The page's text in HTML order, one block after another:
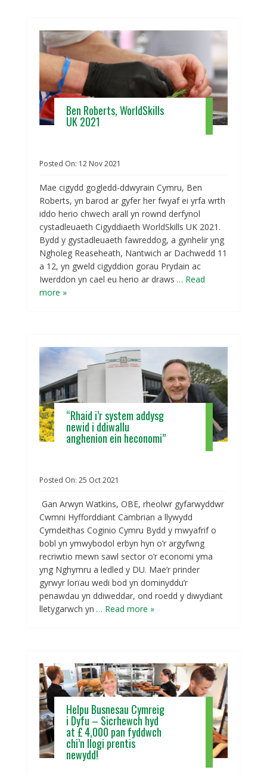
Ben Roberts, WorldSkills
UK 2021
Posted On: 12 Nov2021
Mae cigydd gogledd-ddwyrain Cymru, Ben
Roberts, yn barod ar gyfer her fwyaf ei yrfa wrth
iddo herio chwech arall yn rownd derfynol
cystadleuaeth Cigyddiaeth WorldSkills UK 2021.
Bydd y gystadleuaeth fawreddog, a gynhelir yng
Ngholeg Reaseheath, Nantwich ar Dachwedd 11
a 12, yn gweld cigyddion gorau Prydain ac
Iwerddon yn cael eu herio ar draws … Read
more »
“Rhaid i’r system addysg
newid i ddiwallu
anghenion ein heconomi”
Posted On:25 Oct2021
Gan Arwyn Watkins, OBE, rheolwr gyfarwyddwr
Cwmni Hyfforddiant Cambrian a llywydd
Cymdeithas Coginio Cymru Bydd y mwyafrif o
bobl yn ymwybodol erbyn hyn o’r argyfwng
recriwtio mewn sawl sector o’r economi yma
yng Nghymru a ledled y DU. Mae’r prinder
gyrwyr lorïau wedi bod yn dominyddu’r
penawdau yn ddiweddar, ond roedd y diwydiant
lletygarwch yn … Read more »
Helpu Busnesau Cymreig
i Dyfu – Sicrhewch hyd
at £ 4,000 pan fyddwch
chi’n llogi prentis
newydd!